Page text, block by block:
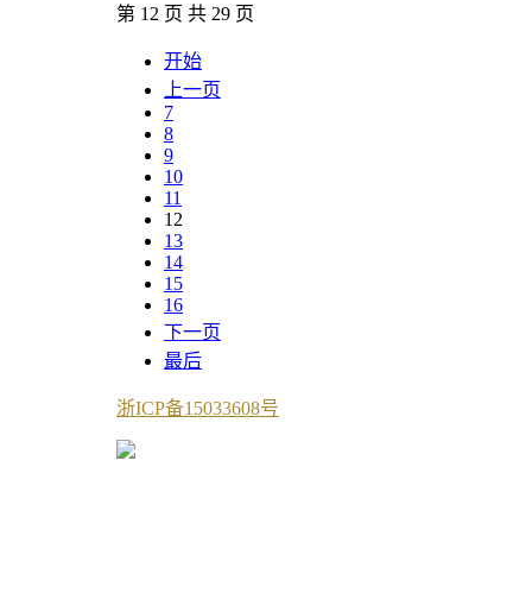
第 12 页 共 29 页
开始
上一页
7
8
9
10
11
12
13
14
15
16
下一页
最后
浙ICP备15033608号